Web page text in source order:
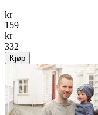
kr
159
kr
332
Kjøp